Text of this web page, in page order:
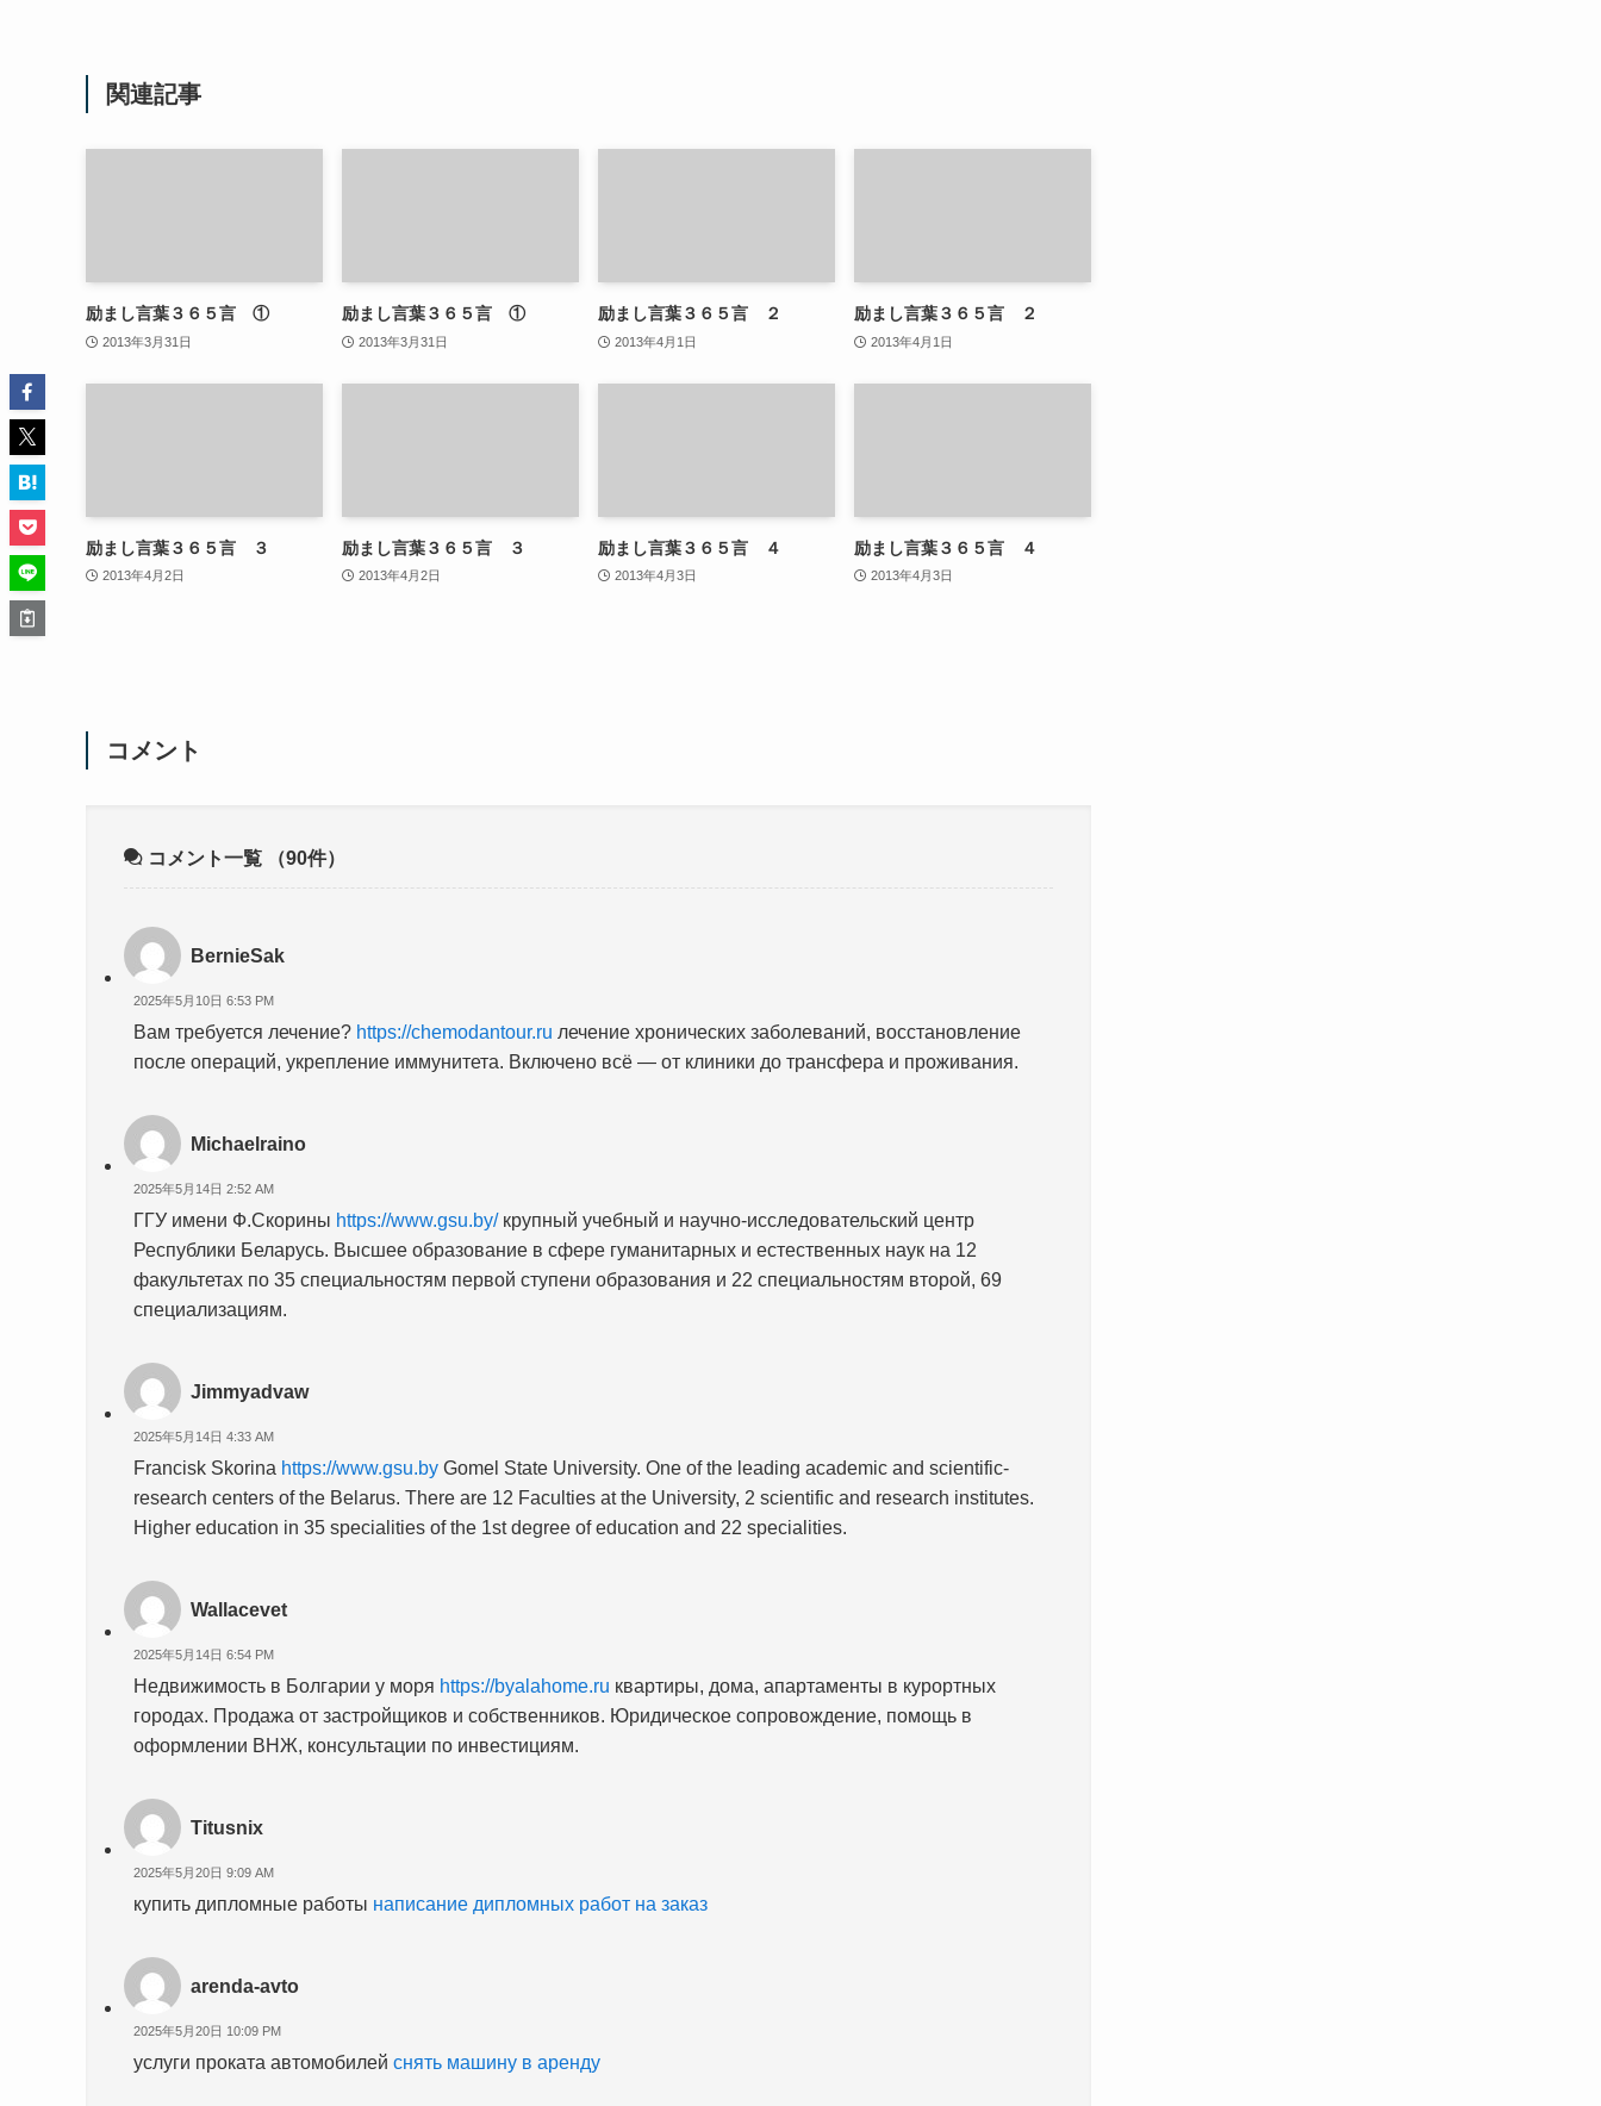
関連記事
励まし言葉３６５言 ①
2013年3月31日
励まし言葉３６５言 ①
2013年3月31日
励まし言葉３６５言 ２
2013年4月1日
励まし言葉３６５言 ２
2013年4月1日
励まし言葉３６５言 ３
2013年4月2日
励まし言葉３６５言 ３
2013年4月2日
励まし言葉３６５言 ４
2013年4月3日
励まし言葉３６５言 ４
2013年4月3日
コメント
コメント一覧 （90件）
BernieSak
2025年5月10日 6:53 PM
Вам требуется лечение? https://chemodantour.ru лечение хронических заболеваний, восстановление
после операций, укрепление иммунитета. Включено всё — от клиники до трансфера и проживания.
Michaelraino
2025年5月14日 2:52 AM
ГГУ имени Ф.Скорины https://www.gsu.by/крупный учебный и научно-исследовательский центр
Республики Беларусь. Высшее образование в сфере гуманитарных и естественных наук на 12
факультетах по 35 специальностям первой ступени образования и 22 специальностям второй, 69
специализациям.
Jimmyadvaw
2025年5月14日 4:33 AM
Francisk Skorina https://www.gsu.by Gomel State University. One of the leading academic and scientific-
research centers of the Belarus. There are 12 Faculties at the University, 2 scientific and research institutes.
Higher education in 35 specialities of the 1st degree of education and 22 specialities.
Wallacevet
2025年5月14日 6:54 PM
Недвижимость в Болгарии у моря https://byalahome.ru квартиры, дома, апартаменты в курортных
городах. Продажа от застройщиков и собственников. Юридическое сопровождение, помощь в
оформлении ВНЖ, консультации по инвестициям.
Titusnix
2025年5月20日 9:09 AM
купить дипломные работы написание дипломных работ на заказ
arenda-avto
2025年5月20日 10:09 PM
услуги проката автомобилей снять машину в аренду